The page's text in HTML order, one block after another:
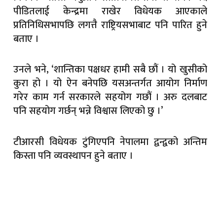
पीडितलाई केन्द्रमा राखेर विधेयक आएकाले
प्रतिनिधिसभापछि लगत्तै राष्ट्रियसभाबाट पनि पारित हुने
बताए ।
उनले भने, ‘शान्तिका पक्षधर हामी सबै छौं । यो खुसीको
कुरा हो । यो ऐन बनेपछि यसअन्तर्गत आयोग निर्माण
गरेर काम गर्न सरकारले सहयोग गछौं । अरु दलबाट
पनि सहयोग गर्छन् भन्ने विश्वास लिएको छु ।’
टीआरसी विधेयक टुंगिएपनि नेपालमा द्वन्द्वको अन्तिम
किस्ता पनि व्यवस्थापन हुने बताए ।